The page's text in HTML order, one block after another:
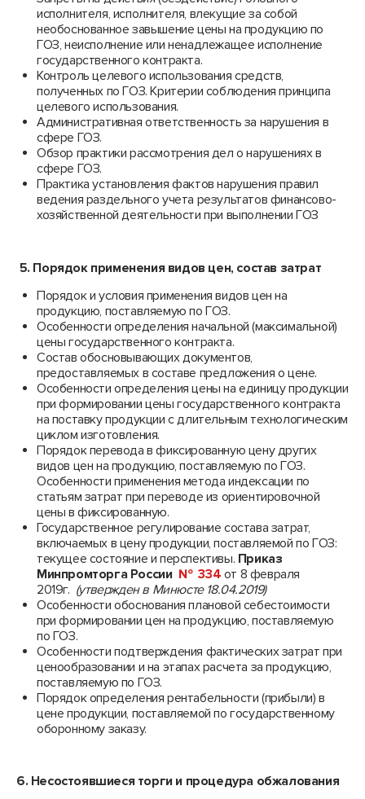
исполнителя, исполнителя, влекущие за собой
необоснованное завышение цены на продукцию по
ГОЗ, неисполнение или ненадлежащее исполнение
государственного контракта.
Контроль целевого использования средств,
полученных по ГОЗ. Критерии соблюдения принципа
целевого использования.
Административная ответственность за нарушения в
сфере ГОЗ.
Обзор практики рассмотрения дел о нарушениях в
сфере ГОЗ.
Практика установления фактов нарушения правил
ведения раздельного учета результатов финансово-
хозяйственной деятельности при выполнении ГОЗ
5. Порядок применения видов цен, состав затрат
Порядок и условия применения видов цен на
продукцию, поставляемую по ГОЗ.
Особенности определения начальной (максимальной)
цены государственного контракта.
Состав обосновывающих документов,
предоставляемых в составе предложения о цене.
Особенности определения цены на единицу продукции
при формировании цены государственного контракта
на поставку продукции с длительным технологическим
циклом изготовления.
Порядок перевода в фиксированную цену других
видов цен на продукцию, поставляемую по ГОЗ.
Особенности применения метода индексации по
статьям затрат при переводе из ориентировочной
цены в фиксированную.
Государственное регулирование состава затрат,
включаемых в цену продукции, поставляемой по ГОЗ:
текущее состояние и перспективы. Приказ
Минпромторга России № 334 от 8 февраля
2019г. (утвержден в Минюсте 18.04.2019)
Особенности обоснования плановой себестоимости
при формировании цен на продукцию, поставляемую
по ГОЗ.
Особенности подтверждения фактических затрат при
ценообразовании и на этапах расчета за продукцию,
поставляемую по ГОЗ.
Порядок определения рентабельности (прибыли) в
цене продукции, поставляемой по государственному
оборонному заказу.
6. Несостоявшиеся торги и процедура обжалования